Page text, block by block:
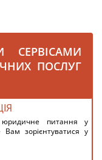
СЕРВІСАМИ
ПОСЛУГ
питання у
зорієнтуватися у